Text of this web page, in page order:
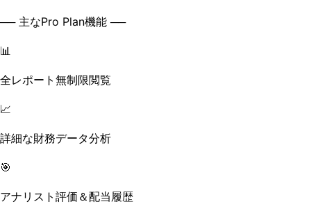
── 主なPro Plan機能 ──
📊
全レポート無制限閲覧
📈
詳細な財務データ分析
🎯
アナリスト評価＆配当履歴